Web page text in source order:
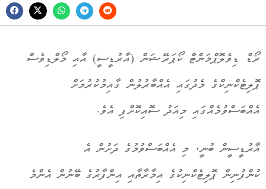
ރޯޑް ޑިވެލޮޕްމަންޓް ކޯޕަރޭޝަން (އާރުޑީސީ) އާއި މޯލްޑިވެސް
ޕޮލިޓެކްނިކްގެ މެދުގައި އެއްބާރުލުން ގާއިމުކުރުމަށް
އެއްބަސްވުމެއްގައި މިއަދު ސޮއިކޮށްފި އެވެ.
އާރުޑީސީން ބުނީ، މި އެއްބަސްވުމުގެ ދަށުން އެ
ކުންފުނިން ޕޮލިޓެކްނިކުގެ އިމާރާތާއި އިންފާރުގެ ބޭނުން އެންމެ